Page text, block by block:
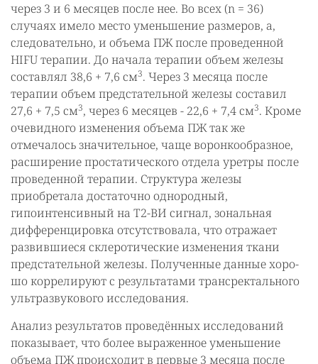
через 3 и 6 месяцев после нее. Во всех (n = 36)
случаях имело место уменьшение размеров, а,
следовательно, и объема ПЖ после проведенной
HIFU терапии. До начала терапии объем желе­зы
составлял 38,6 + 7,6 см3. Через 3 месяца после
терапии объем предстательной железы составил
27,6 + 7,5 см3, через 6 месяцев - 22,6 + 7,4 см3. Кроме
очевидно­го изменения объема ПЖ так же
отмечалось значительное, чаще воронкообразное,
расширение простатического отдела уретры после
проведенной терапии. Структу­ра железы
приобретала достаточно однородный,
гипоинтенсивный на Т2-ВИ сиг­нал, зональная
дифференцировка отсутствовала, что отражает
развившиеся скле­ротические изменения ткани
предстательной железы. Полученные данные хоро­
шо коррелируют с результатами трансректального
ультразвукового исследования.
Анализ результатов проведённых исследований
показывает, что более выражен­ное уменьшение
объема ПЖ происходит в первые 3 месяца после